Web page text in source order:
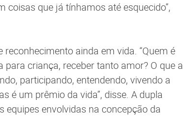
coisas que já tínhamos até esquecido”,
ainda em vida. “Quem é
criança, receber tanto amor? O que a
participando, entendendo, vivendo a
é um prêmio da vida”, disse. A dupla
equipes envolvidas na concepção da